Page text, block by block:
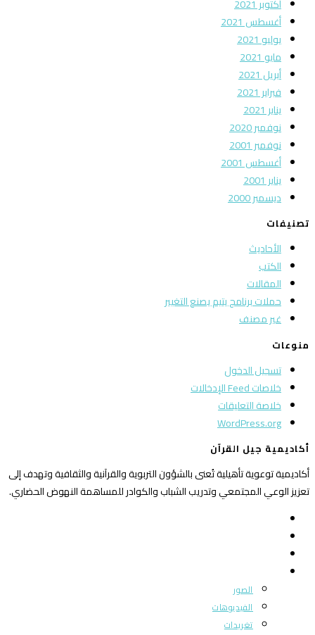
أكتوبر 2021
أغسطس 2021
يوليو 2021
مايو 2021
أبريل 2021
فبراير 2021
يناير 2021
نوفمبر 2020
نوفمبر 2001
أغسطس 2001
يناير 2001
ديسمبر 2000
تصنيفات
الأحاديث
الكتب
المقالات
حملات برنامج يتيم يصنع التغيير
غير مصنف
منوعات
تسجيل الدخول
خلاصات Feed الإدخالات
خلاصة التعليقات
WordPress.org
أكاديمية جيل القرآن
أكاديمية توعوية تأهيلية تُعنى بالشؤون التربوية والقرآنية والثقافية وتهدف إلى
تعزيز الوعي المجتمعي وتدريب الشباب والكوادر للمساهمة النهوض الحضاري.
الصور
الفيديوهات
تغريدات